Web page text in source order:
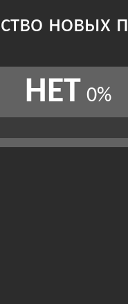
новых
НЕТ 0%